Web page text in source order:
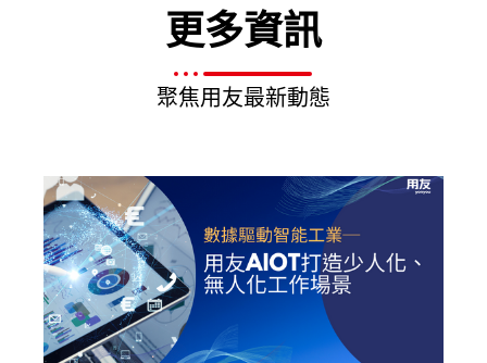
更多資訊
聚焦用友最新動態